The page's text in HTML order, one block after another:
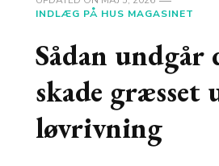
INDLÆG PÅ HUS MAGASINET
Sådan undgår
skade græsset
løvrivning